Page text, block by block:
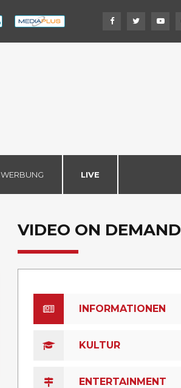
WERBUNG LIVE
VIDEO ON DEMAND
INFORMATIONEN
KULTUR
ENTERTAINMENT